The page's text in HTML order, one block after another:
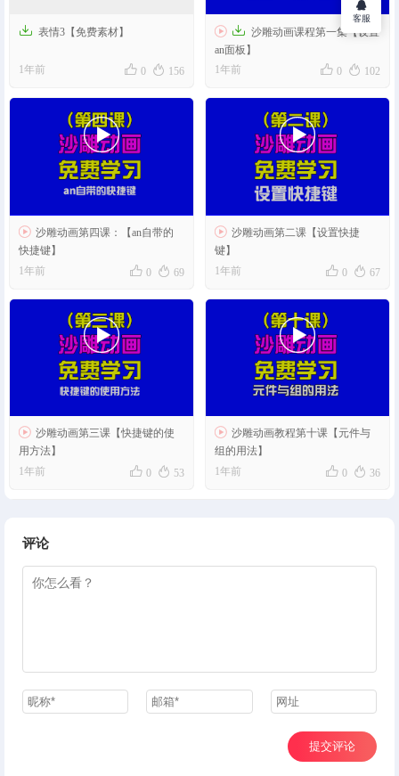
 表情3【免费素材】
1年前  0  156
  沙雕动画课程第一集【设置
an面板】
1年前
 0  102

 沙雕动画第四课：【an自带的
快捷键】
1年前
 0  69

 沙雕动画第二课【设置快捷
键】
1年前
 0  67

 沙雕动画第三课【快捷键的使
用方法】
1年前
 0  53

 沙雕动画教程第十课【元件与
组的用法】
1年前
 0  36
评论
提交评论
客服